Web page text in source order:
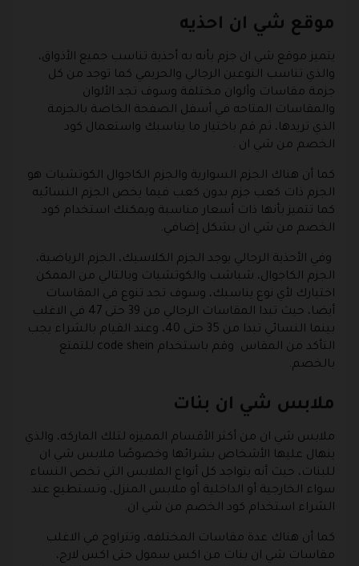
موقع شي ان احذيه
يتميز موقع شي ان جزم بأنه به أحذية تناسب جميع الأذواق،
والذي تناسب النوعين الرجالي والحريمي كما توجد من كل
جزمة مقاسات وألوان مختلفة وسوف تجد الألوان
والمقاسات المتاحه في أسفل الصفحة الخاصة بالجزمة
الذي تريدها، ثم قم باختيار ما يناسبك واستعمال كود
الخصم من شي ان .
كما أن هناك الجزم السوارية والجزم الكاجوال الكوتشيات هو
الجزم ذات كعب جزم بدون كعب فيما يخص الجزم النسائيه
كما تتميز بأنها ذات أسعار مناسبة ويمكنك استخدام كود
الخصم من شي ان بشكل إضافي.
وفي الأحذية الرجالي يوجد الجزم الكلاسيك، الجزم الرياضية،
الجزم الكاجوال، شباشب والكوتشيات وبالتالي من الممكن
اختيارك لأي نوع يناسبك، وسوف تجد تنوع في المقاسات
أيضا، حيث تبدا المقاسات الرجالي من 39 حتى 47 في الاغلب
بينما النسائي تبدا من 35 حتى 40، وعند القيام بالشراء يجب
التأكد من المقاس وقم باستخدام code shein للتمتع
بالخصم.
ملابس شي ان بنات
ملابس شي ان من أكثر الأقسام المميزه لتلك الماركه، والذي
ينهال عليها الأشخاص بشرائها وخصوصًا ملابس شي ان
للبنات، حيث أنه يتواجد كل أنواع الملابس التي تخص النساء
سواء الخارجية أو الداخلية أو ملابس المنزل، وتستطيع عند
الشراء استخدام كود الخصم من شي ان.
كما أن هناك عدة مقاسات المختلفه، وتتراوح في الاغلب
مقاسات شي ان بنات من اكس سمول حتى اكس لارج،